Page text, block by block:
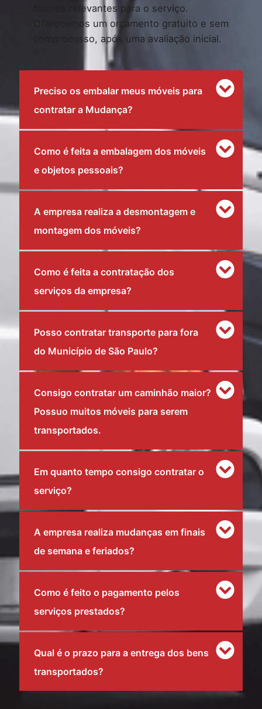
fatores relevantes para o serviço.
Oferecemos um orçamento gratuito e sem
compromisso, após uma avaliação inicial.
Preciso os embalar meus móveis para
contratar a Mudança?
Como é feita a embalagem dos móveis
e objetos pessoais?
A empresa realiza a desmontagem e
montagem dos móveis?
Como é feita a contratação dos
serviços da empresa?
Posso contratar transporte para fora
do Município de São Paulo?
Consigo contratar um caminhão maior?
Possuo muitos móveis para serem
transportados.
Em quanto tempo consigo contratar o
serviço?
A empresa realiza mudanças em finais
de semana e feriados?
Como é feito o pagamento pelos
serviços prestados?
Qual é o prazo para a entrega dos bens
transportados?